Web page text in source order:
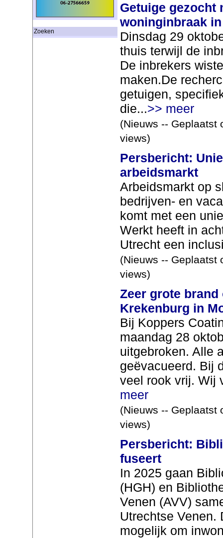
Zoeken
Getuige gezocht
woninginbraak
Dinsdag 29
thuis terwijl de
De inbrekers
maken.De
getuigen,
die...>> meer
(Nieuws -- Geplaatst
views)
Persbericht:
arbeidsmarkt
Arbeidsmarkt op
bedrijven- en
komt met een
Werkt heeft in
Utrecht een
(Nieuws -- Geplaatst
views)
Zeer grote
Krekenburg in
Bij Koppers
maandag 28
uitgebroken. Alle
geëvacueerd. Bij
veel rook vrij. Wij
meer
(Nieuws -- Geplaatst
views)
Persbericht:
fuseert
In 2025 gaan
(HGH) en
Venen (AVV)
Utrechtse Venen.
mogelijk om